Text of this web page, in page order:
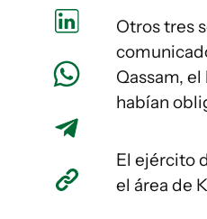
Otros tres
Qassam,
habían
El ejército
el área de